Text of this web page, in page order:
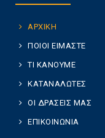
ΑΡΧΙΚΗ
ΠΟΙΟΙ ΕΙΜΑΣΤΕ
ΤΙ ΚΑΝΟΥΜΕ
ΚΑΤΑΝΑΛΩΤΕΣ
ΟΙ ΔΡΑΣΕΙΣ ΜΑΣ
ΕΠΙΚΟΙΝΩΝΙΑ